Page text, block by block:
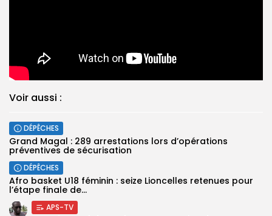
Voir aussi :
DÉPÊCHES
Grand Magal : 289 arrestations lors d’opérations
préventives de sécurisation
DÉPÊCHES
‎Afro basket U18 féminin : seize Lioncelles retenues pour
l’étape finale de...
APS-TV